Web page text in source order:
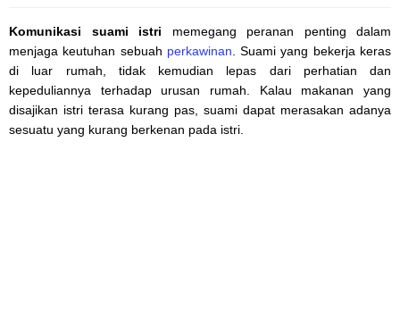
Komunikasi suami istri memegang peranan penting dalam
menjaga keutuhan sebuah perkawinan . Suami yang bekerja keras
di luar rumah, tidak kemudian lepas dari perhatian dan
kepeduliannya terhadap urusan rumah. Kalau makanan yang
disajikan istri terasa kurang pas, suami dapat merasakan adanya
sesuatu yang kurang berkenan pada istri.